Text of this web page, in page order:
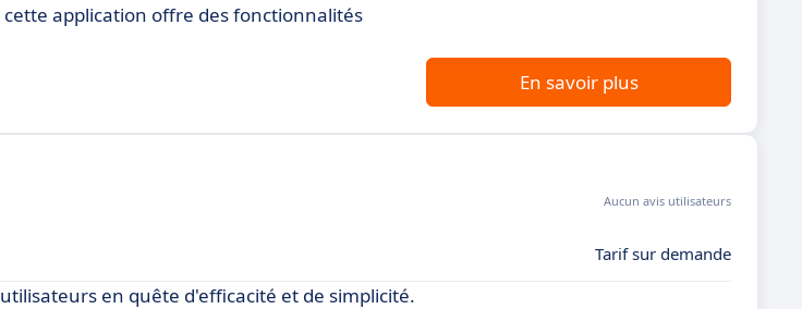
application offre des fonctionnalités
En savoir plus
Aucun avis utilisateurs
Tarif sur demande
en quête d'efficacité et de simplicité.